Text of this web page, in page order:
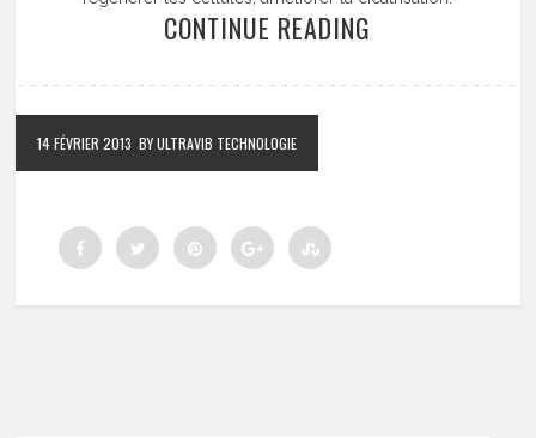
CONTINUE READING
14 FÉVRIER 2013 BY ULTRAVIB TECHNOLOGIE